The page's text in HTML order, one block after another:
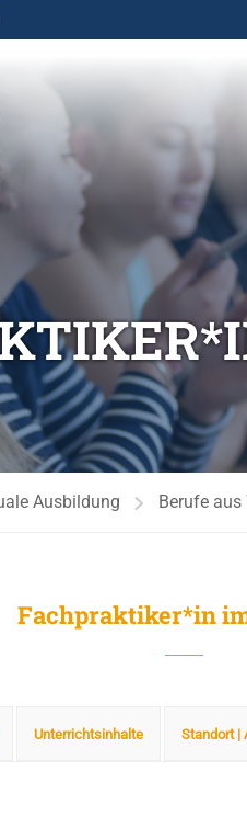
Ausbildung Berufe
Fachpraktiker*in
Unterrichtsinhalte Standort |